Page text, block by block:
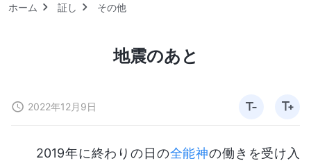
ホーム 証し その他
地震のあと
2022年12月9日
2019年に終わりの日の全能神の働きを受け入